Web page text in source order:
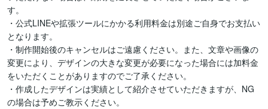
す。
・公式LINEや拡張ツールにかかる利用料金は別途ご自身でお支払い
となります。
・制作開始後のキャンセルはご遠慮ください。また、文章や画像の
変更により、デザインの大きな変更が必要になった場合には加料金
をいただくことがありますのでご了承ください。
・作成したデザインは実績として紹介させていただきますが、NG
の場合は予めご教示ください。